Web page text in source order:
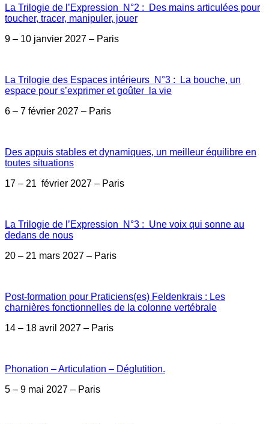
La Trilogie de l’Expression N°2 : Des mains articulées pour
toucher, tracer, manipuler, jouer
9 – 10 janvier 2027 – Paris
La Trilogie des Espaces intérieurs N°3 : La bouche, un
espace pour s’exprimer et goûter la vie
6 – 7 février 2027 – Paris
Des appuis stables et dynamiques, un meilleur équilibre en
toutes situations
17 – 21 février 2027 – Paris
La Trilogie de l’Expression N°3 : Une voix qui sonne au
dedans de nous
20 – 21 mars 2027 – Paris
Post-formation pour Praticiens(es) Feldenkrais : Les
charnières fonctionnelles de la colonne vertébrale
14 – 18 avril 2027 – Paris
Phonation – Articulation – Déglutition.
5 – 9 mai 2027 – Paris